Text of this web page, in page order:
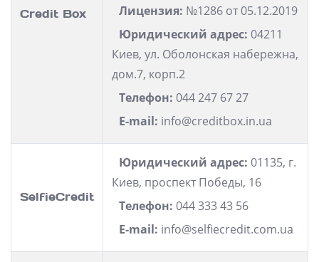
Credit Box
Лицензия: №1286 от 05.12.2019
Юридический адрес: 04211
Киев, ул. Оболонская набережна,
дом.7, корп.2
Телефон: 044 247 67 27
E-mail: info@creditbox.in.ua
SelfieCredit
Юридический адрес: 01135, г.
Киев, проспект Победы, 16
Телефон: 044 333 43 56
E-mail: info@selfiecredit.com.ua